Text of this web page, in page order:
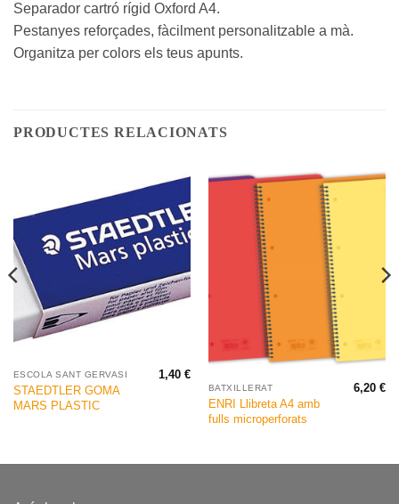
Separador cartró rígid Oxford A4.
Pestanyes reforçades, fàcilment personalitzable a mà.
Organitza per colors els teus apunts.
PRODUCTES RELACIONATS
ESCOLA SANT GERVASI
STAEDTLER GOMA
MARS PLASTIC
1,40€
BATXILLERAT
ENRI Llibreta A4 amb
fulls microperforats
6,20€